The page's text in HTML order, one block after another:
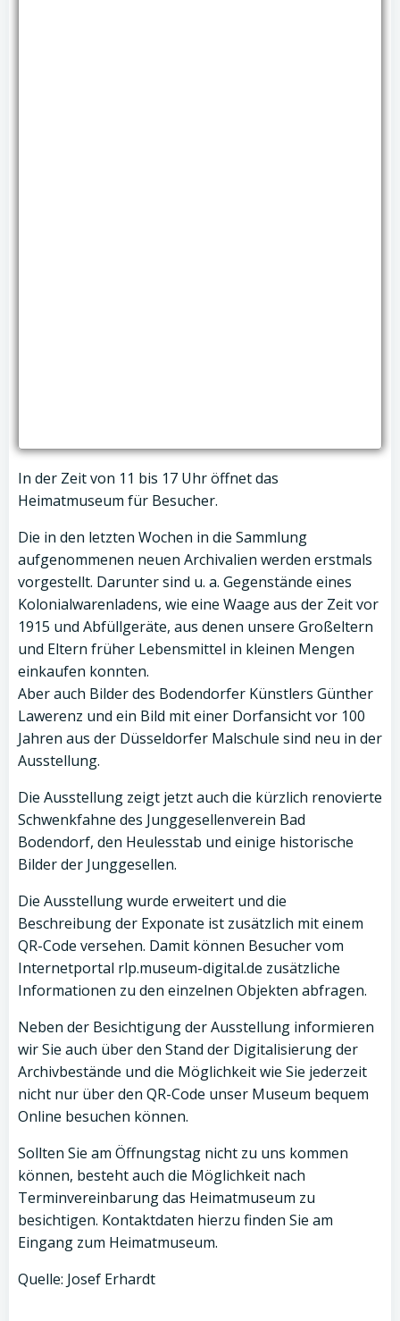
In der Zeit von 11 bis 17 Uhr öffnet das
Heimatmuseum für Besucher.
Die in den letzten Wochen in die Sammlung
aufgenommenen neuen Archivalien werden erstmals
vorgestellt. Darunter sind u. a. Gegenstände eines
Kolonialwarenladens, wie eine Waage aus der Zeit vor
1915 und Abfüllgeräte, aus denen unsere Großeltern
und Eltern früher Lebensmittel in kleinen Mengen
einkaufen konnten.
Aber auch Bilder des Bodendorfer Künstlers Günther
Lawerenz und ein Bild mit einer Dorfansicht vor 100
Jahren aus der Düsseldorfer Malschule sind neu in der
Ausstellung.
Die Ausstellung zeigt jetzt auch die kürzlich renovierte
Schwenkfahne des Junggesellenverein Bad
Bodendorf, den Heulesstab und einige historische
Bilder der Junggesellen.
Die Ausstellung wurde erweitert und die
Beschreibung der Exponate ist zusätzlich mit einem
QR-Code versehen. Damit können Besucher vom
Internetportal rlp.museum-digital.de zusätzliche
Informationen zu den einzelnen Objekten abfragen.
Neben der Besichtigung der Ausstellung informieren
wir Sie auch über den Stand der Digitalisierung der
Archivbestände und die Möglichkeit wie Sie jederzeit
nicht nur über den QR-Code unser Museum bequem
Online besuchen können.
Sollten Sie am Öffnungstag nicht zu uns kommen
können, besteht auch die Möglichkeit nach
Terminvereinbarung das Heimatmuseum zu
besichtigen. Kontaktdaten hierzu finden Sie am
Eingang zum Heimatmuseum.
Quelle: Josef Erhardt